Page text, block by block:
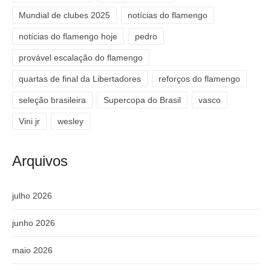
Mundial de clubes 2025 notícias do flamengo
notícias do flamengo hoje pedro
provável escalação do flamengo
quartas de final da Libertadores reforços do flamengo
seleção brasileira Supercopa do Brasil vasco
Vini jr wesley
Arquivos
julho 2026
junho 2026
maio 2026